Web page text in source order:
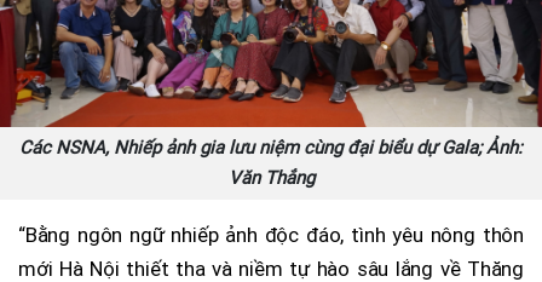
Các NSNA, Nhiếp ảnh gia lưu niệm cùng đại biểu dự Gala; Ảnh:
Văn Thắng
“Bằng ngôn ngữ nhiếp ảnh độc đáo, tình yêu nông thôn
mới Hà Nội thiết tha và niềm tự hào sâu lắng về Thăng